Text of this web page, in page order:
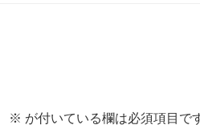
※ が付いている欄は必須項目で